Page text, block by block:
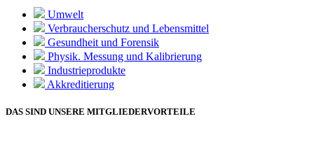
Umwelt
Verbraucherschutz und Lebensmittel
Gesundheit und Forensik
Physik. Messung und Kalibrierung
Industrieprodukte
Akkreditierung
DAS SIND UNSERE MITGLIEDERVORTEILE